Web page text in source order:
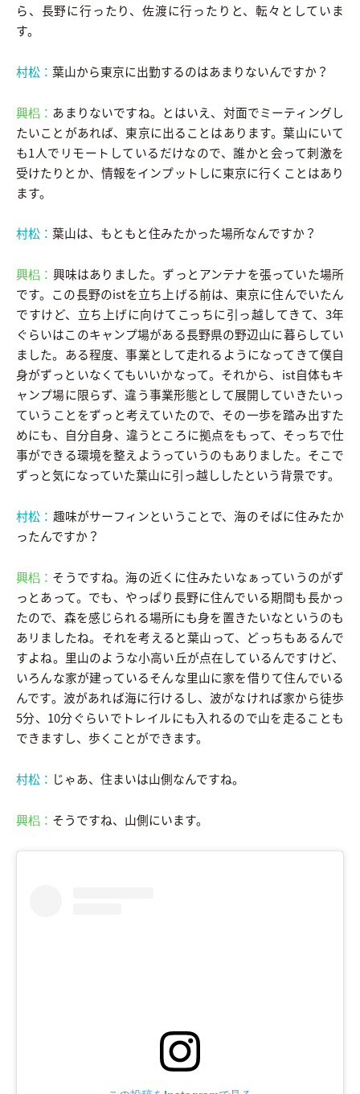
ら、長野に行ったり、佐渡に行ったりと、転々としていま
す。
村松： 葉山から東京に出勤するのはあまりないんですか？
興梠： あまりないですね。とはいえ、対面でミーティングし
たいことがあれば、東京に出ることはあります。葉山にいて
も1人でリモートしているだけなので、誰かと会って刺激を
受けたりとか、情報をインプットしに東京に行くことはあり
ます。
村松： 葉山は、もともと住みたかった場所なんですか？
興梠： 興味はありました。ずっとアンテナを張っていた場所
です。この長野のistを立ち上げる前は、東京に住んでいたん
ですけど、立ち上げに向けてこっちに引っ越してきて、3年
ぐらいはこのキャンプ場がある長野県の野辺山に暮らしてい
ました。ある程度、事業として走れるようになってきて僕自
身がずっといなくてもいいかなって。それから、ist自体もキ
ャンプ場に限らず、違う事業形態として展開していきたいっ
ていうことをずっと考えていたので、その一歩を踏み出すた
めにも、自分自身、違うところに拠点をもって、そっちで仕
事ができる環境を整えようっていうのもありました。そこで
ずっと気になっていた葉山に引っ越ししたという背景です。
村松： 趣味がサーフィンということで、海のそばに住みたか
ったんですか？
興梠： そうですね。海の近くに住みたいなぁっていうのがず
っとあって。でも、やっぱり長野に住んでいる期間も長かっ
たので、森を感じられる場所にも身を置きたいなというのも
あリましたね。それを考えると葉山って、どっちもあるんで
すよね。里山のような小高い丘が点在しているんですけど、
いろんな家が建っているそんな里山に家を借りて住んでいる
んです。波があれば海に行けるし、波がなければ家から徒歩
5分、10分ぐらいでトレイルにも入れるので山を走ることも
できますし、歩くことができます。
村松： じゃあ、住まいは山側なんですね。
興梠： そうですね、山側にいます。